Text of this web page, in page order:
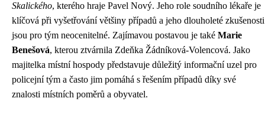
Skalického, kterého hraje Pavel Nový. Jeho role soudního lékaře je
klíčová při vyšetřování většiny případů a jeho dlouholeté zkušenosti
jsou pro tým neocenitelné. Zajímavou postavou je také Marie
Benešová, kterou ztvárnila Zdeňka Žádníková-Volencová. Jako
majitelka místní hospody představuje důležitý informační uzel pro
policejní tým a často jim pomáhá s řešením případů díky své
znalosti místních poměrů a obyvatel.